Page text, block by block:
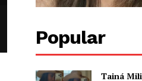
Popular
Tainá